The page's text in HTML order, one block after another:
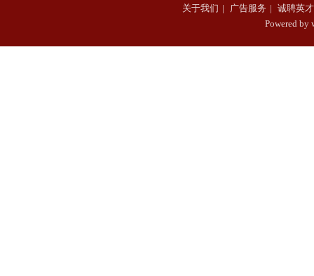
关于我们 | 广告服务 | 诚聘英才
Powered by